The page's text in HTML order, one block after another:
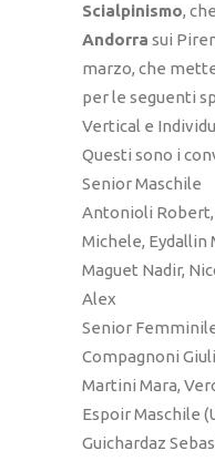
Scialpinismo,
Andorra sui
marzo, che
per le seguenti
Vertical e
Questi sono i
Senior Maschile
Antonioli Robert,
Michele, Eydallin
Maguet Nadir,
Alex
Senior
Compagnoni
Martini Mara,
Espoir Maschile
Guichardaz